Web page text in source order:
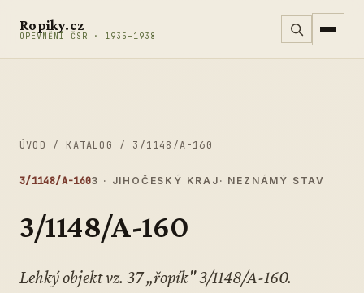
Ropiky.cz
OPEVNĚNÍ ČSR · 1935–1938
ÚVOD / KATALOG / 3/1148/A-160
3/1148/A-1603 · JIHOČESKÝ KRAJ · NEZNÁMÝ STAV
3/1148/A-160
Lehký objekt vz. 37 „řopík" 3/1148/A-160.